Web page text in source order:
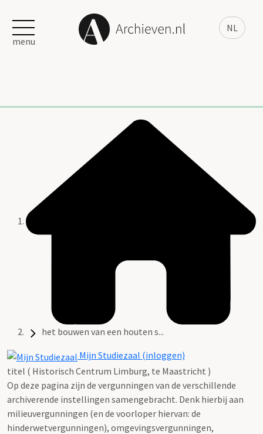
NL
menu
het bouwen van een houten s...
Mijn Studiezaal (inloggen)
titel ( Historisch Centrum Limburg, te Maastricht )
Op deze pagina zijn de vergunningen van de verschillende
archiverende instellingen samengebracht. Denk hierbij aan
milieuvergunningen (en de voorloper hiervan: de
hinderwetvergunningen), omgevingsvergunningen,